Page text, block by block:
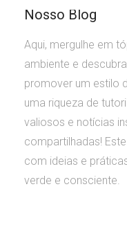
Nosso Blog
Aqui, mergulhe em
ambiente e
promover um estilo
uma riqueza de
valiosos e notícias
compartilhadas!
com ideias e
verde e consciente.